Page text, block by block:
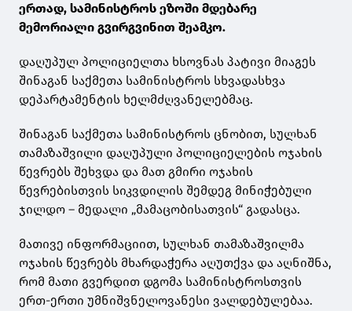
ერთად, სამინისტროს ეზოში მდებარე
მემორიალი გვირგვინით შეამკო.
დაღუპულ პოლიციელთა ხსოვნას პატივი მიაგეს
შინაგან საქმეთა სამინისტროს სხვადასხვა
დეპარტამენტის ხელმძღვანელებმაც.
შინაგან საქმეთა სამინისტროს ცნობით, სულხან
თამაზაშვილი დაღუპული პოლიციელების ოჯახის
წევრებს შეხვდა და მათ გმირი ოჯახის
წევრებისთვის სიკვდილის შემდეგ მინიჭებული
ჯილდო – მედალი „მამაცობისათვის“ გადასცა.
მათივე ინფორმაციით, სულხან თამაზაშვილმა
ოჯახის წევრებს მხარდაჭერა აღუთქვა და აღნიშნა,
რომ მათი გვერდით დგომა სამინისტროსთვის
ერთ-ერთი უმნიშვნელოვანესი ვალდებულებაა.